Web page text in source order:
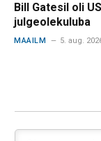
Bill Gatesil oli
julgeolekuluba
MAAILM 5. aug.